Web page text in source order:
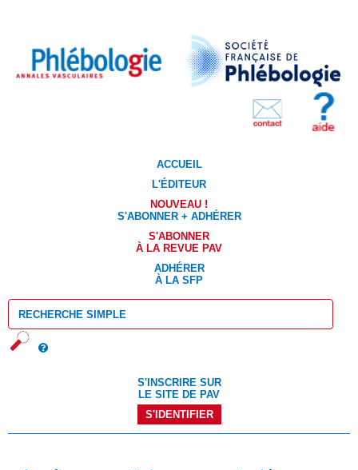
ACCUEIL
L'ÉDITEUR
NOUVEAU !
S'ABONNER + ADHÉRER
S'ABONNER
À LA REVUE PAV
ADHÉRER
À LA SFP
S'INSCRIRE SUR
LE SITE DE PAV
S'IDENTIFIER